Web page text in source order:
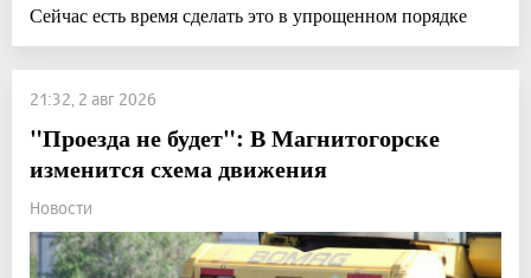
Сейчас есть время сделать это в упрощенном порядке
21:32, 2 авг 2026
"Проезда не будет": В Магнитогорске
изменится схема движения
Новости